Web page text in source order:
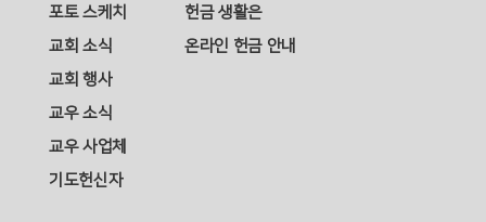
포토 스케치
교회 소식
교회 행사
교우 소식
교우 사업체
기도헌신자
헌금 생활은
온라인 헌금 안내